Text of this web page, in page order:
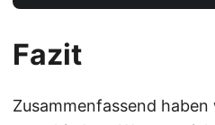
Fazit
Zusammenfassend